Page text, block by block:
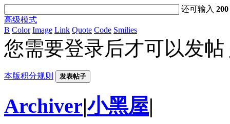
还可输入200
高级模式
B Color Image Link Quote Code Smilies
您需要登录后才可以发帖
本版积分规则 发表帖子
Archiver|小黑屋|